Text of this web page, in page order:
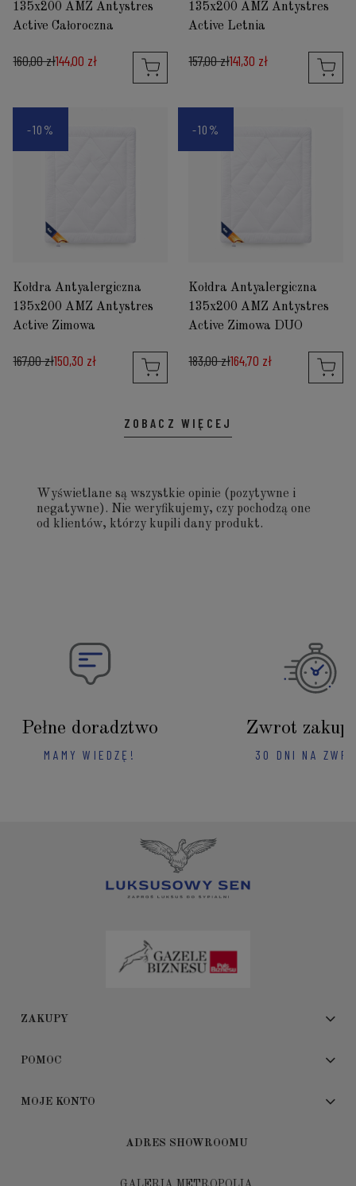
135x200 AMZ Antystres
Active Całoroczna
160,00 zł144,00 zł
135x200 AMZ Antystres
Active Letnia
157,00 zł141,30 zł
Kołdra Antyalergiczna
135x200 AMZ Antystres
Active Zimowa
167,00 zł150,30 zł
-10%
Kołdra Antyalergiczna
135x200 AMZ Antystres
Active Zimowa DUO
183,00 zł164,70 zł
-10%
ZOBACZ WIĘCEJ
Wyświetlane są wszystkie opinie (pozytywne i
negatywne). Nie weryfikujemy, czy pochodzą one
od klientów, którzy kupili dany produkt.
Pełne doradztwo
MAMY WIEDZĘ!
Zwrot
30 DNI NA
ZAKUPY
POMOC
MOJE KONTO
ADRES SHOWROOMU